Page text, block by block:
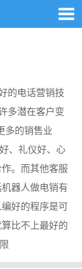
的电话营销技
多潜在客户变
多的销售业
、礼仪好、心
。而其他客服
器人做电销有
好的程序是可
比不上最好的